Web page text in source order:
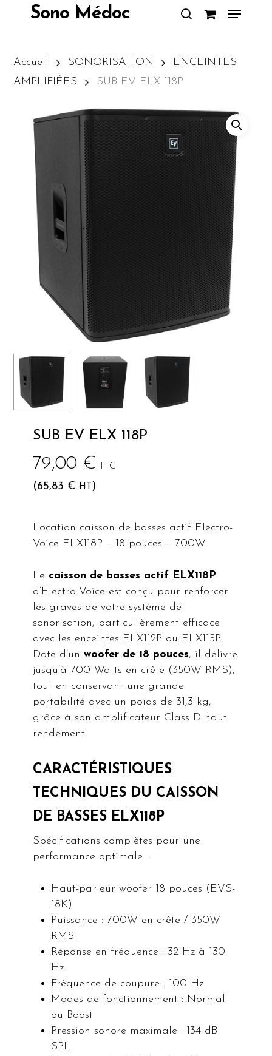
content
Sono Médoc Menu
Accueil SONORISATION
ENCEINTES
AMPLIFIÉES
SUB EV ELX 118P
SUB EV ELX 118P
79,00 € TTC
(65,83 € HT )
Location caisson de basses actif Electro-
Voice ELX118P – 18 pouces – 700W
Le caisson de basses actif ELX118P
d’Electro-Voice est conçu pour renforcer
les graves de votre système de
sonorisation, particulièrement efficace
avec les enceintes ELX112P ou ELX115P.
Doté d’unwoofer de 18 pouces, il délivre
jusqu’à 700 Watts en crête (350W RMS),
tout en conservant une grande
portabilité avec un poids de 31,3 kg,
grâce à son amplificateur Class D haut
rendement.
CARACTÉRISTIQUES
TECHNIQUES DU CAISSON
DE BASSES ELX118P
Spécifications complètes pour une
performance optimale :
Haut-parleur woofer 18 pouces (EVS-
18K)
Puissance : 700W en crête / 350W
RMS
Réponse en fréquence : 32 Hz à 130
Hz
Fréquence de coupure : 100 Hz
Modes de fonctionnement : Normal
ou Boost
Pression sonore maximale : 134 dB
SPL